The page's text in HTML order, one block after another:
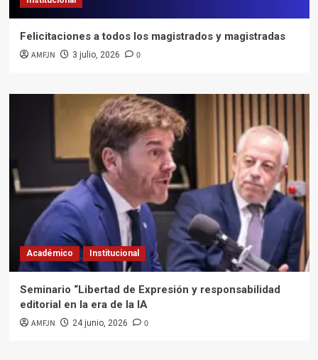
Felicitaciones a todos los magistrados y magistradas
AMFJN 3 julio, 2026 0
Académico Institucional
Seminario “Libertad de Expresión y responsabilidad
editorial en la era de la IA
AMFJN 24 junio, 2026 0